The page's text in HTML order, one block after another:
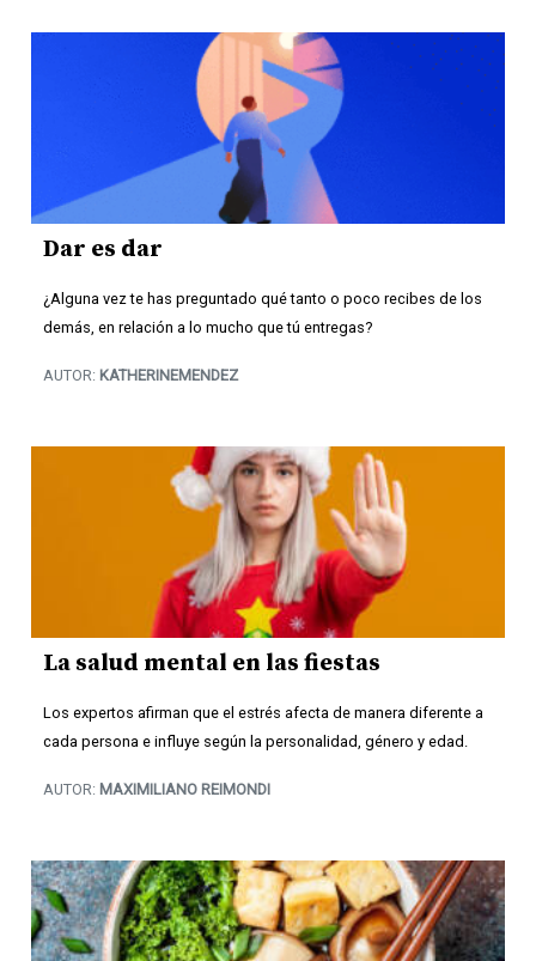
Dar es dar
¿Alguna vez te has preguntado qué tanto o poco recibes de los
demás, en relación a lo mucho que tú entregas?
AUTOR: KATHERINEMENDEZ
La salud mental en las fiestas
Los expertos afirman que el estrés afecta de manera diferente a
cada persona e influye según la personalidad, género y edad.
AUTOR: MAXIMILIANO REIMONDI